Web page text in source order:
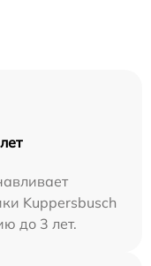
Kuppersbusch
до 3 лет.